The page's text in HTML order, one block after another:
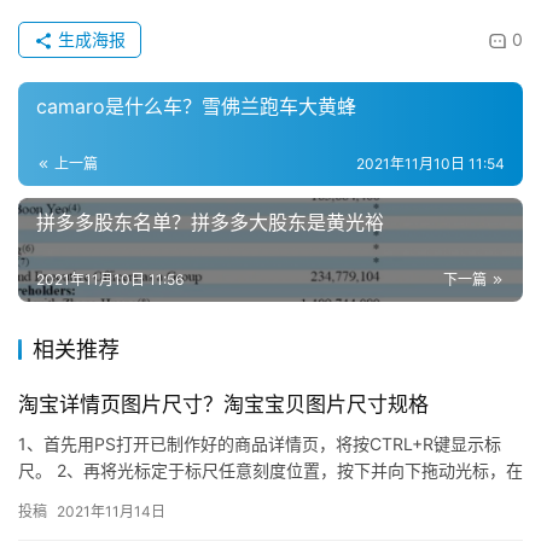
0
生成海报
camaro是什么车？雪佛兰跑车大黄蜂
上一篇 2021年11月10日 11:54
拼多多股东名单？拼多多大股东是黄光裕
下一篇
2021年11月10日 11:56
相关推荐
淘宝详情页图片尺寸？淘宝宝贝图片尺寸规格
1、首先用PS打开已制作好的商品详情页，将按CTRL+R键显示标
尺。 2、再将光标定于标尺任意刻度位置，按下并向下拖动光标，在
投稿 2021年11月14日